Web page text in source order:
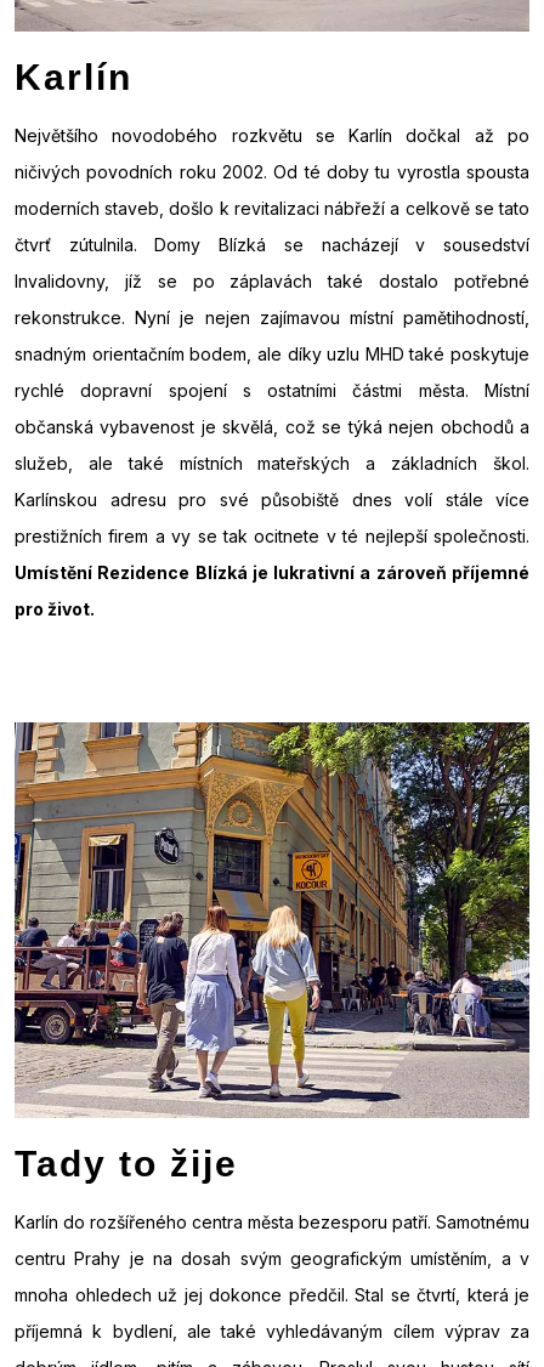
Karlín
Největšího novodobého rozkvětu se Karlín dočkal až po
ničivých povodních roku 2002. Od té doby tu vyrostla spousta
moderních staveb, došlo k revitalizaci nábřeží a celkově se tato
čtvrť zútulnila. Domy Blízká se nacházejí v sousedství
Invalidovny, jíž se po záplavách také dostalo potřebné
rekonstrukce. Nyní je nejen zajímavou místní pamětihodností,
snadným orientačním bodem, ale díky uzlu MHD také poskytuje
rychlé dopravní spojení s ostatními částmi města. Místní
občanská vybavenost je skvělá, což se týká nejen obchodů a
služeb, ale také místních mateřských a základních škol.
Karlínskou adresu pro své působiště dnes volí stále více
prestižních firem a vy se tak ocitnete v té nejlepší společnosti.
Umístění Rezidence Blízká je lukrativní a zároveň příjemné
pro život.
Tady to žije
Karlín do rozšířeného centra města bezesporu patří. Samotnému
centru Prahy je na dosah svým geografickým umístěním, a v
mnoha ohledech už jej dokonce předčil. Stal se čtvrtí, která je
příjemná k bydlení, ale také vyhledávaným cílem výprav za